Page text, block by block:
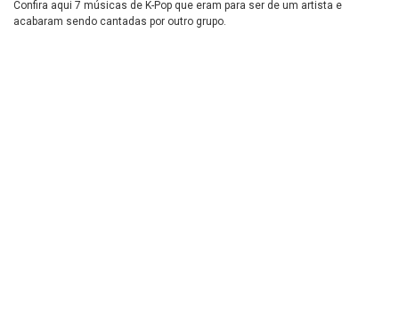
Confira aqui 7 músicas de K-Pop que eram para ser de um artista e
acabaram sendo cantadas por outro grupo.